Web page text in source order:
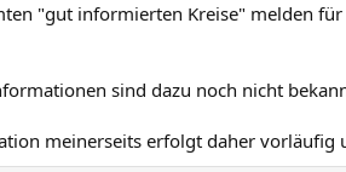
"gut informierten Kreise" melden
sind dazu noch nicht
meinerseits erfolgt daher vorläufig